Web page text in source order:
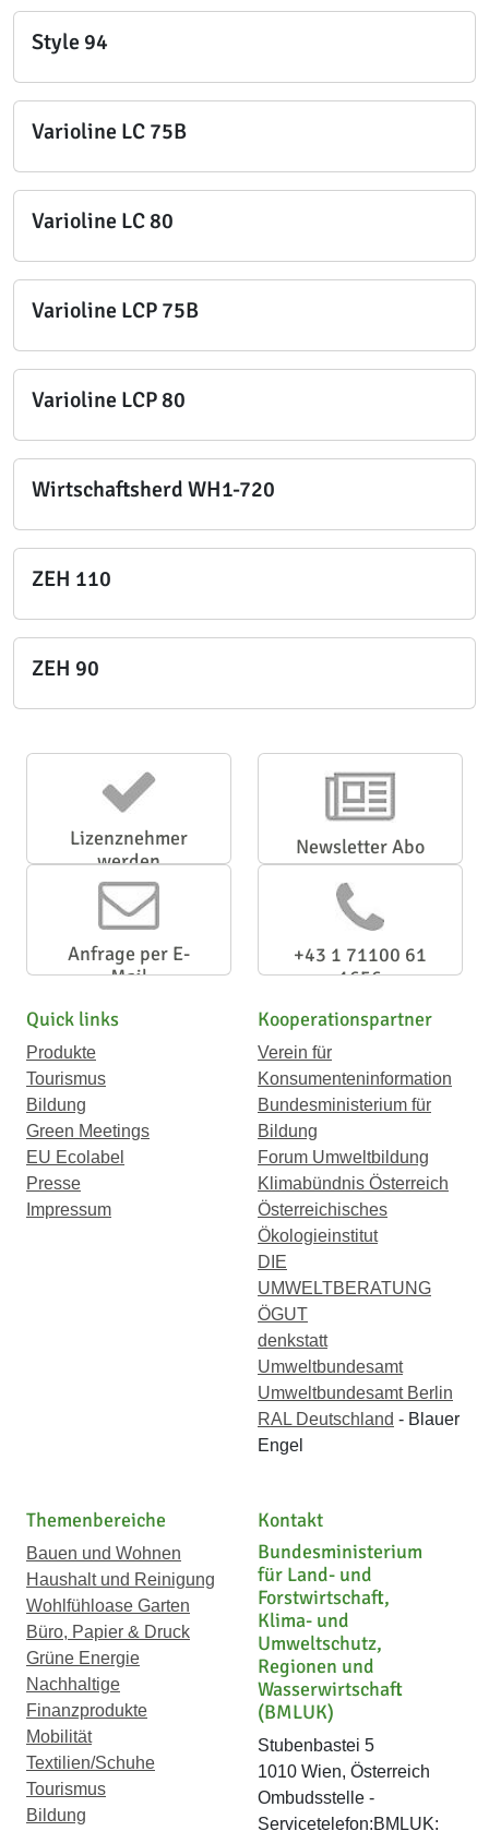
Style 94
Varioline LC 75B
Varioline LC 80
Varioline LCP 75B
Varioline LCP 80
Wirtschaftsherd WH1-720
ZEH 110
ZEH 90
Lizenznehmer
werden
Newsletter Abo
Anfrage per E-
Mail
+43 1 71100 61
1656
Quick links
Produkte
Tourismus
Bildung
Green Meetings
EU Ecolabel
Presse
Impressum
Kooperationspartner
Verein für
Konsumenteninformation
Bundesministerium für
Bildung
Forum Umweltbildung
Klimabündnis Österreich
Österreichisches
Ökologieinstitut
DIE
UMWELTBERATUNG
ÖGUT
denkstatt
Umweltbundesamt
Umweltbundesamt Berlin
RAL Deutschland - Blauer
Engel
Themenbereiche
Bauen und Wohnen
Haushalt und Reinigung
Wohlfühloase Garten
Büro, Papier & Druck
Grüne Energie
Nachhaltige
Finanzprodukte
Mobilität
Textilien/Schuhe
Tourismus
Bildung
Kontakt
Bundesministerium
für Land- und
Forstwirtschaft,
Klima- und
Umweltschutz,
Regionen und
Wasserwirtschaft
(BMLUK)
Stubenbastei 5
1010 Wien, Österreich
Ombudsstelle -
Servicetelefon:BMLUK: